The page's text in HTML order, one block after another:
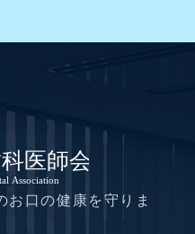
口の健康を守りま